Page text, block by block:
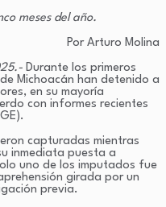
meses del año.
Por Arturo Molina
Durante los primeros
Michoacán han detenido a
en su mayoría
con informes recientes
capturadas mientras
inmediata puesta a
uno de los imputados fue
girada por un
previa.